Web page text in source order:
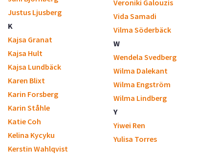
Justus Ljusberg
K
Kajsa Granat
Kajsa Hult
Kajsa Lundbäck
Karen Blixt
Karin Forsberg
Karin Ståhle
Katie Coh
Kelina Kycyku
Kerstin Wahlqvist
Veroniki Galouzis
Vida Samadi
Vilma Söderbäck
W
Wendela Svedberg
Wilma Dalekant
Wilma Engström
Wilma Lindberg
Y
Yiwei Ren
Yulisa Torres